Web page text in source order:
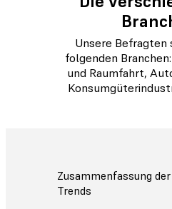
Unsere Befragten
folgenden
und Raumfahrt,
Zusammenfassung
Trends